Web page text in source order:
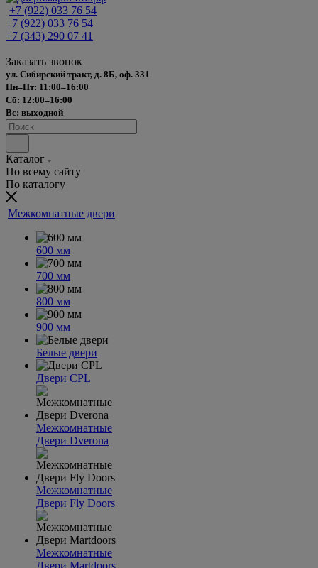
+7 (922) 033 76 54
+7 (922) 033 76 54
+7 (343) 290 07 41
Заказать звонок
ул. Сибирский тракт, д. 8Б, оф. 331
Пн–Пт: 11:00–16:00
Сб: 12:00–16:00
Вс: выходной
Каталог
По всему сайту
По каталогу
Межкомнатные двери
600 мм
700 мм
800 мм
900 мм
Белые двери
Двери CPL
Межкомнатные
Двери Dverona
Межкомнатные
Двери Fly Doors
Межкомнатные
Двери Martdoors